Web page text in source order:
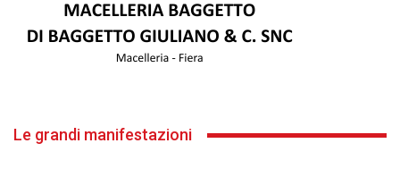
Le grandi manifestazioni